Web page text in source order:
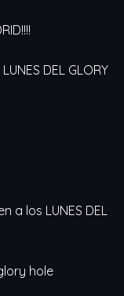
DEL GLORY
a los LUNES DEL
hole